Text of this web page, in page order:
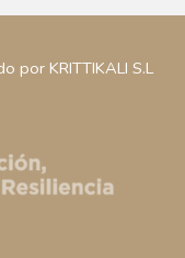
por KRITTIKALI S.L